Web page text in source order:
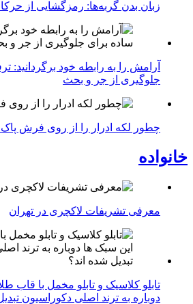
زبان بدن گربه‌ها: رمزگشایی از
آرامش را به رابطه خود برگردانید:
جلوگیری از جر و بحث
چطور لکه ادرار را از روی فرش پاک
خانواده
معرفی تشریفات لاکچری در تهران
تابلو کلاسیک و تابلو مخمل با قاب
دوباره به ترند اصلی دکوراسیون